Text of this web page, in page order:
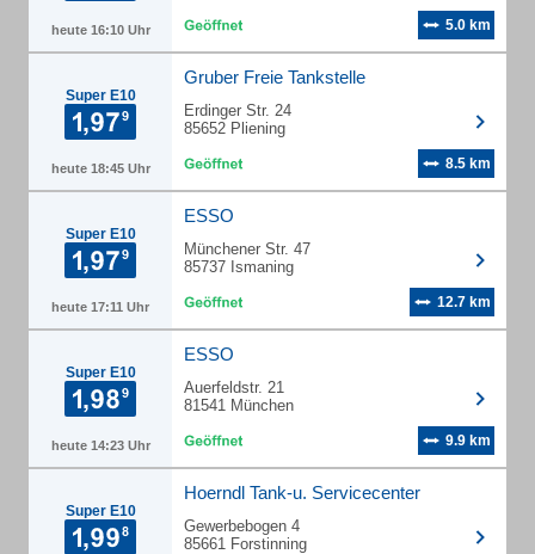
heute 16:10 Uhr 5.0 km
Super E10
heute 18:45 Uhr
Gruber Freie Tankstelle
Erdinger Str. 24
85652 Pliening
8.5 km
Super E10
heute 17:11 Uhr
ESSO
Münchener Str. 47
85737 Ismaning
12.7 km
Super E10
heute 14:23 Uhr
ESSO
Auerfeldstr. 21
81541 München
9.9 km
Super E10
Hoerndl Tank-u. Servicecenter
Gewerbebogen 4
85661 Forstinning